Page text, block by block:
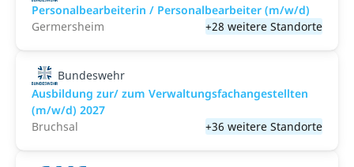
Personalbearbeiterin / Personalbearbeiter (m/w/d)
Germersheim
+28 weitere Standorte
Bundeswehr
Ausbildung zur/ zum Verwaltungsfachangestellten
(m/w/d) 2027
Bruchsal
+36 weitere Standorte